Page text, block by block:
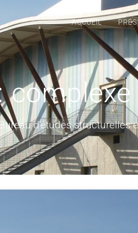
ACCUEIL
Bureau d'études structurelles